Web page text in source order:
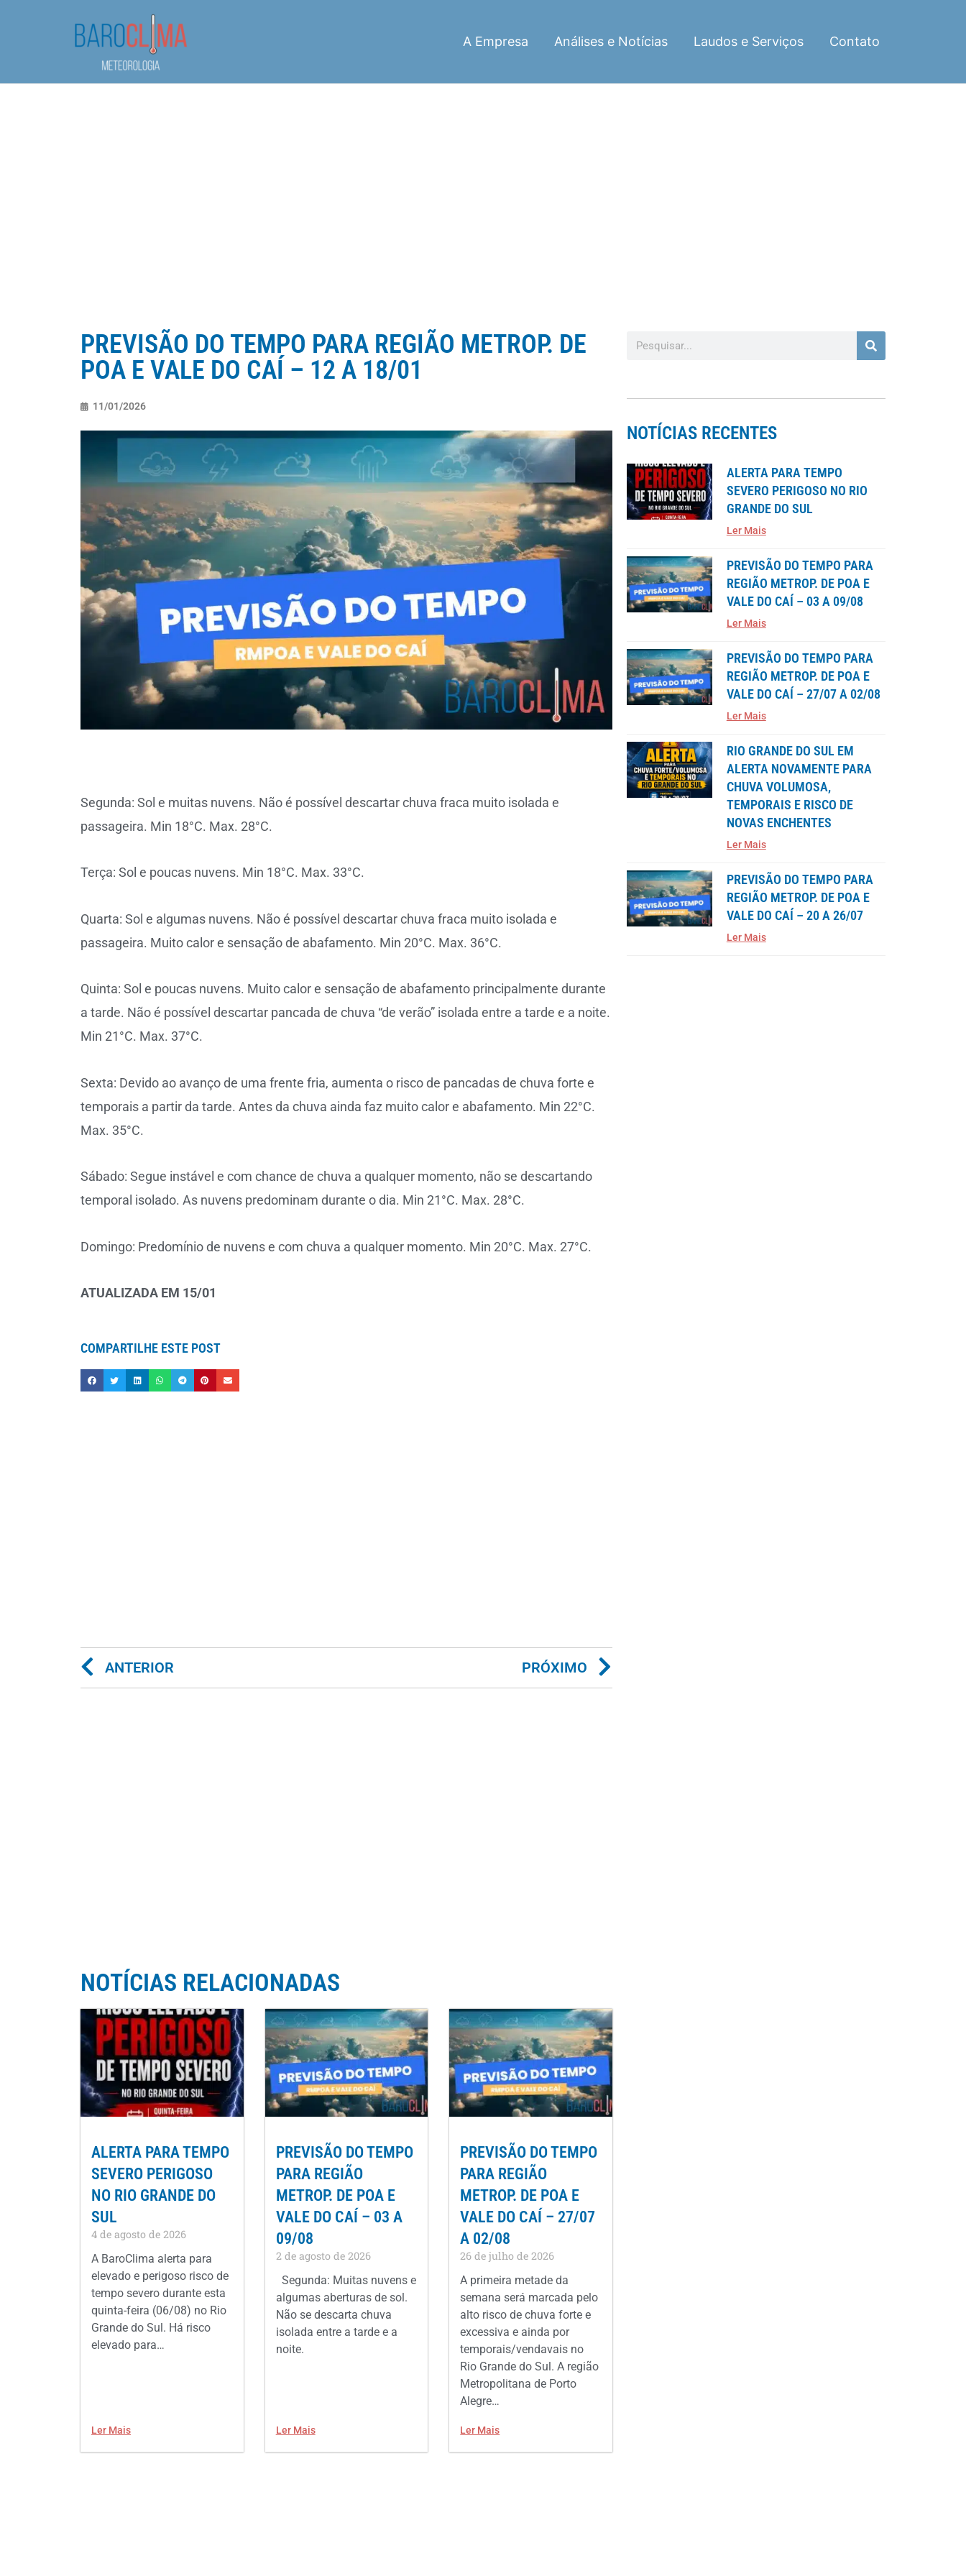
A Empresa Análises e Notícias Laudos e Serviços Contato
PREVISÃO DO TEMPO PARA REGIÃO METROP. DE
POA E VALE DO CAÍ – 12 A 18/01
11/01/2026
Segunda: Sol e muitas nuvens. Não é possível descartar chuva fraca muito isolada e
passageira. Min 18°C. Max. 28°C.
Terça: Sol e poucas nuvens. Min 18°C. Max. 33°C.
Quarta: Sol e algumas nuvens. Não é possível descartar chuva fraca muito isolada e
passageira. Muito calor e sensação de abafamento. Min 20°C. Max. 36°C.
Quinta: Sol e poucas nuvens. Muito calor e sensação de abafamento principalmente durante
a tarde. Não é possível descartar pancada de chuva “de verão” isolada entre a tarde e a noite.
Min 21°C. Max. 37°C.
Sexta: Devido ao avanço de uma frente fria, aumenta o risco de pancadas de chuva forte e
temporais a partir da tarde. Antes da chuva ainda faz muito calor e abafamento. Min 22°C.
Max. 35°C.
Sábado: Segue instável e com chance de chuva a qualquer momento, não se descartando
temporal isolado. As nuvens predominam durante o dia. Min 21°C. Max. 28°C.
Domingo: Predomínio de nuvens e com chuva a qualquer momento. Min 20°C. Max. 27°C.
ATUALIZADA EM 15/01
COMPARTILHE ESTE POST
ANTERIOR PRÓXIMO
NOTÍCIAS RELACIONADAS
ALERTA PARA TEMPO
SEVERO PERIGOSO
NO RIO GRANDE DO
SUL
4 de agosto de 2026
A BaroClima alerta para
elevado e perigoso risco de
tempo severo durante esta
quinta-feira (06/08) no Rio
Grande do Sul. Há risco
elevado para…
Ler Mais
PREVISÃO DO TEMPO
PARA REGIÃO
METROP. DE POA E
VALE DO CAÍ – 03 A
09/08
2 de agosto de 2026
Segunda: Muitas nuvens e
algumas aberturas de sol.
Não se descarta chuva
isolada entre a tarde e a
noite.
Ler Mais
PREVISÃO DO TEMPO
PARA REGIÃO
METROP. DE POA E
VALE DO CAÍ – 27/07
A 02/08
26 de julho de 2026
A primeira metade da
semana será marcada pelo
alto risco de chuva forte e
excessiva e ainda por
temporais/vendavais no
Rio Grande do Sul. A região
Metropolitana de Porto
Alegre…
Ler Mais
NOTÍCIAS RECENTES
ALERTA PARA TEMPO
SEVERO PERIGOSO NO RIO
GRANDE DO SUL
Ler Mais
PREVISÃO DO TEMPO PARA
REGIÃO METROP. DE POA E
VALE DO CAÍ – 03 A 09/08
Ler Mais
PREVISÃO DO TEMPO PARA
REGIÃO METROP. DE POA E
VALE DO CAÍ – 27/07 A 02/08
Ler Mais
RIO GRANDE DO SUL EM
ALERTA NOVAMENTE PARA
CHUVA VOLUMOSA,
TEMPORAIS E RISCO DE
NOVAS ENCHENTES
Ler Mais
PREVISÃO DO TEMPO PARA
REGIÃO METROP. DE POA E
VALE DO CAÍ – 20 A 26/07
Ler Mais